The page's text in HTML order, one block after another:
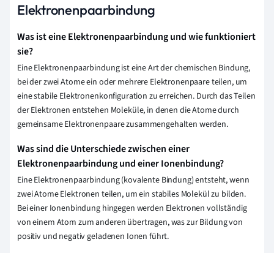
Elektronenpaarbindung
Was ist eine Elektronenpaarbindung und wie funktioniert
sie?
Eine Elektronenpaarbindung ist eine Art der chemischen Bindung,
bei der zwei Atome ein oder mehrere Elektronenpaare teilen, um
eine stabile Elektronenkonfiguration zu erreichen. Durch das Teilen
der Elektronen entstehen Moleküle, in denen die Atome durch
gemeinsame Elektronenpaare zusammengehalten werden.
Was sind die Unterschiede zwischen einer
Elektronenpaarbindung und einer Ionenbindung?
Eine Elektronenpaarbindung (kovalente Bindung) entsteht, wenn
zwei Atome Elektronen teilen, um ein stabiles Molekül zu bilden.
Bei einer Ionenbindung hingegen werden Elektronen vollständig
von einem Atom zum anderen übertragen, was zur Bildung von
positiv und negativ geladenen Ionen führt.